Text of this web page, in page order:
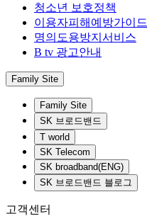
청소년 보호정책
이용자피해예방가이드
명의도용방지서비스
B tv 광고안내
Family Site
Family Site
SK 브로드밴드
T world
SK Telecom
SK broadband(ENG)
SK 브로드밴드 블로그
고객센터